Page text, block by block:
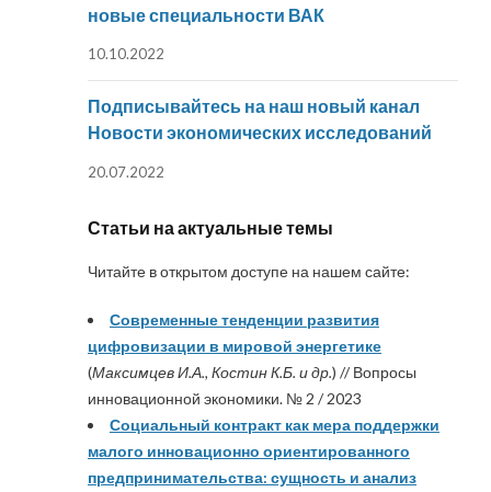
новые специальности ВАК
10.10.2022
Подписывайтесь на наш новый канал
Новости экономических исследований
20.07.2022
Статьи на актуальные темы
Читайте в открытом доступе на нашем сайте:
Современные тенденции развития
цифровизации в мировой энергетике
(Максимцев И.А., Костин К.Б. и др.) // Вопросы
инновационной экономики. № 2 / 2023
Социальный контракт как мера поддержки
малого инновационно ориентированного
предпринимательства: сущность и анализ